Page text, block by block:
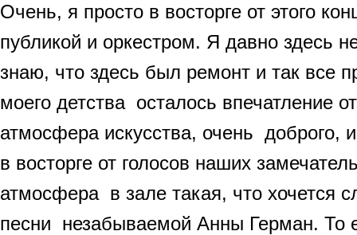
Очень, я просто в восторге от этого
публикой и оркестром. Я давно здесь
знаю, что здесь был ремонт и так все
моего детства осталось впечатление
атмосфера искусства, очень доброго,
в восторге от голосов наших
атмосфера в зале такая, что хочется
песни незабываемой Анны Герман. То